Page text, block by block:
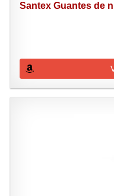
Santex Guantes de